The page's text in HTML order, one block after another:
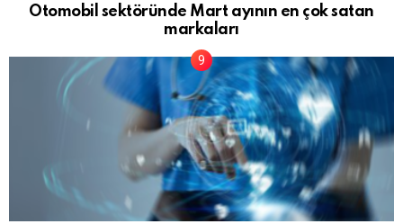
Otomobil sektöründe Mart ayının en çok satan
markaları